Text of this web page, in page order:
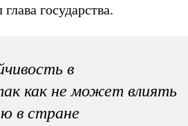
государства.
в
как не может влиять
в стране